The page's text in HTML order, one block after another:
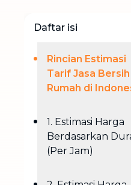
Daftar isi
Rincian Estimasi
Tarif Jasa Bersih
Rumah di
1. Estimasi Harga
Berdasarkan
(Per Jam)